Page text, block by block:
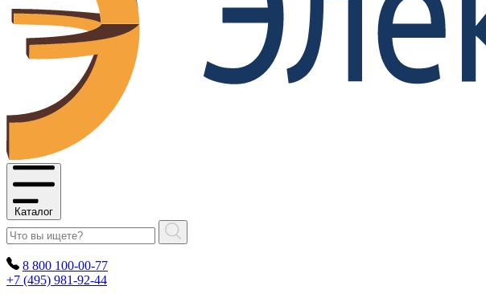
Каталог
8 800 100-00-77
+7 (495) 981-92-44